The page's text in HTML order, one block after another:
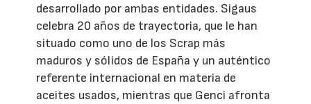
desarrollado por ambas entidades. Sigaus
celebra 20 años de trayectoria, que le han
situado como uno de los Scrap más
maduros y sólidos de España y un auténtico
referente internacional en materia de
aceites usados, mientras que Genci afronta